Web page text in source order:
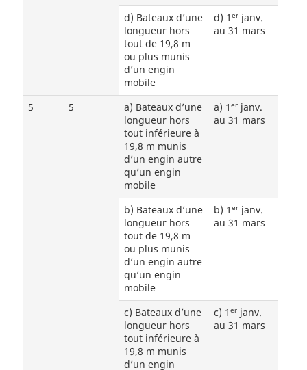
d) Bateaux d’une
longueur hors
tout de 19,8 m
ou plus munis
d’un engin
mobile
d) 1 er janv.
au 31 mars
5 5
a) Bateaux d’une
longueur hors
tout inférieure à
19,8 m munis
d’un engin autre
qu’un engin
mobile
a) 1 er janv.
au 31 mars
b) Bateaux d’une
longueur hors
tout de 19,8 m
ou plus munis
d’un engin autre
qu’un engin
mobile
b) 1 er janv.
au 31 mars
c) Bateaux d’une
longueur hors
tout inférieure à
19,8 m munis
d’un engin
c) 1 er janv.
au 31 mars